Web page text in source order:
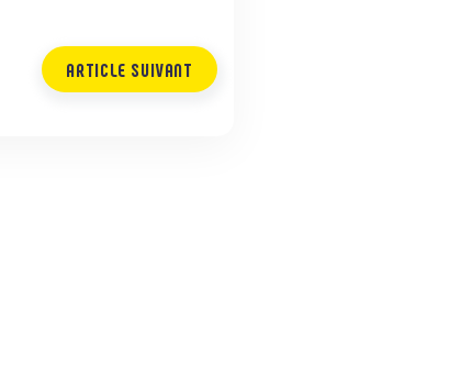
ARTICLE SUIVANT